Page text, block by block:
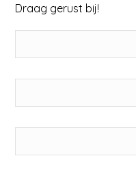
Draag gerust bij!